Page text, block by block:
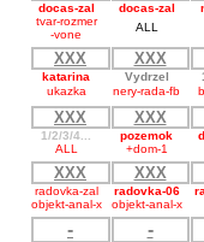
docas-zal docas-zal
tvar-rozmer
-vone
ALL
XXX XXX
katarina Vydrzel
ukazka
nery-rada-fb
XXX XXX
1/2/3/4... pozemok
ALL
+dom-1
XXX XXX
radovka-zal radovka-06
objekt-anal-x
objekt-anal-x
- -